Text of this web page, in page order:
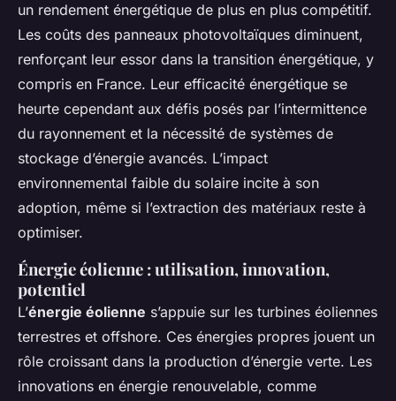
un rendement énergétique de plus en plus compétitif.
Les coûts des panneaux photovoltaïques diminuent,
renforçant leur essor dans la transition énergétique, y
compris en France. Leur efficacité énergétique se
heurte cependant aux défis posés par l’intermittence
du rayonnement et la nécessité de systèmes de
stockage d’énergie avancés. L’impact
environnemental faible du solaire incite à son
adoption, même si l’extraction des matériaux reste à
optimiser.
Énergie éolienne : utilisation, innovation,
potentiel
L’énergie éolienne s’appuie sur les turbines éoliennes
terrestres et offshore. Ces énergies propres jouent un
rôle croissant dans la production d’énergie verte. Les
innovations en énergie renouvelable, comme